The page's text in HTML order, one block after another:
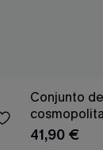
Conjunto
cosmopolita
41,90 €